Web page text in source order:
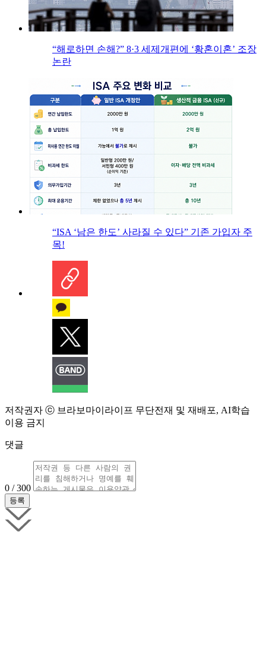
“해로하면 손해?” 8·3 세제개편에 ‘황혼이혼’ 조장
논란
“ISA ‘남은 한도’ 사라질 수 있다” 기존 가입자 주
목!
저작권자 ⓒ 브라보마이라이프 무단전재 및 재배포, AI학습
이용 금지
댓글
0 / 300